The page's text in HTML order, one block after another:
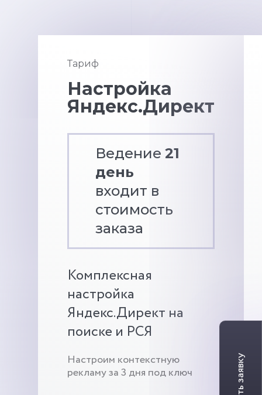
Тариф
Настройка
Яндекс.Директ
Ведение 21
день
входит в
стоимость
заказа
Комплексная
настройка
Яндекс.Директ на
поиске и РСЯ
Настроим контекстную
рекламу за 3 дня под ключ